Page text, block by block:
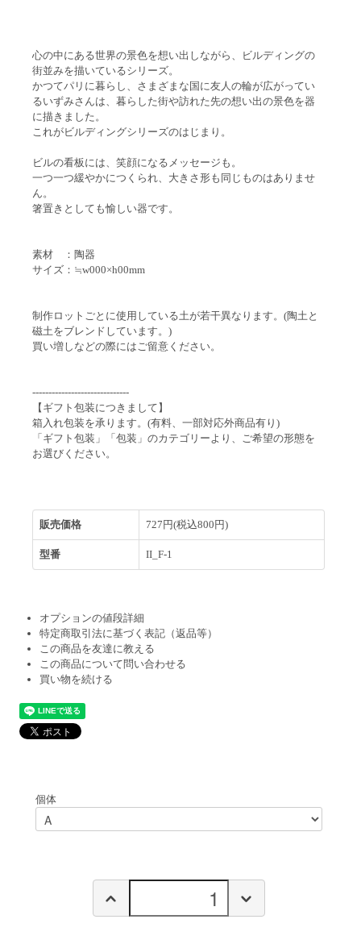
心の中にある世界の景色を想い出しながら、ビルディングの
街並みを描いているシリーズ。
かつてパリに暮らし、さまざまな国に友人の輪が広がってい
るいずみさんは、暮らした街や訪れた先の想い出の景色を器
に描きました。
これがビルディングシリーズのはじまり。
ビルの看板には、笑顔になるメッセージも。
一つ一つ緩やかにつくられ、大きさ形も同じものはありませ
ん。
箸置きとしても愉しい器です。
素材 ：陶器
サイズ：≒w000×h00mm
制作ロットごとに使用している土が若干異なります。(陶土と
磁土をブレンドしています。)
買い増しなどの際にはご留意ください。
------------------------------
【ギフト包装につきまして】
箱入れ包装を承ります。(有料、一部対応外商品有り)
「ギフト包装」「包装」のカテゴリーより、ご希望の形態を
お選びください。
販売価格 727円(税込800円)
型番 II_F-1
オプションの値段詳細
特定商取引法に基づく表記（返品等）
この商品を友達に教える
この商品について問い合わせる
買い物を続ける
個体